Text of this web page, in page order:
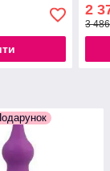
2
3